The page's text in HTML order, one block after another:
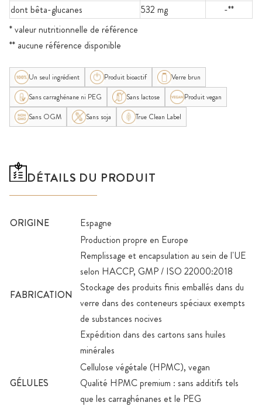
dont bêta-glucanes
532 mg
-**
* valeur nutritionnelle de référence
** aucune référence disponible
Un seul ingrédient Produit bioactif
Verre brun
Sans carraghénane ni PEG
Sans lactose
Produit vegan
Sans OGM
Sans soja True Clean Label
DÉTAILS DU PRODUIT
ORIGINE Espagne
FABRICATION
Production propre en Europe
Remplissage et encapsulation au sein de l'UE
selon HACCP, GMP / ISO 22000:2018
Stockage des produits finis emballés dans du
verre dans des conteneurs spéciaux exempts
de substances nocives
Expédition dans des cartons sans huiles
minérales
GÉLULES
Cellulose végétale (HPMC), vegan
Qualité HPMC premium : sans additifs tels
que les carraghénanes et le PEG